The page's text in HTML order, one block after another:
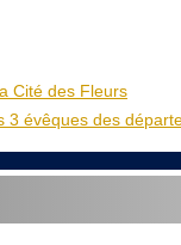
Cité des Fleurs
3 évêques des